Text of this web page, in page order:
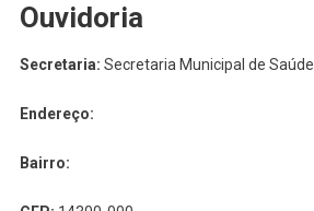
Ouvidoria
Secretaria: Secretaria Municipal de Saúde.
Endereço:
Bairro: